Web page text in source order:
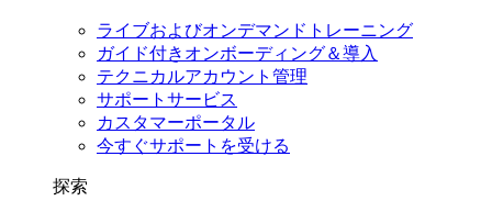
ライブおよびオンデマンドトレーニング
ガイド付きオンボーディング＆導入
テクニカルアカウント管理
サポートサービス
カスタマーポータル
今すぐサポートを受ける
探索